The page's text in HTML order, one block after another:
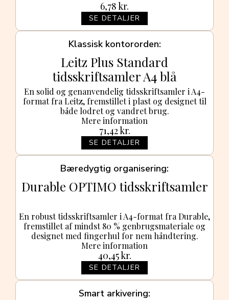
6,78kr.
SE DETALJER
Klassisk kontororden
Leitz Plus Standard
tidsskriftsamler A4 blå
En solid og genanvendelig tidsskriftsamler i A4-
format fra Leitz, fremstillet i plast og designet til
både lodret og vandret brug.
71,42kr.
SE DETALJER
Mere information
Bæredygtig organisering
Durable OPTIMO tidsskriftsamler
En robust tidsskriftsamler i A4-format fra Durable,
fremstillet af mindst 80 % genbrugsmateriale og
designet med fingerhul for nem håndtering.
40,45kr.
SE DETALJER
Mere information
Smart arkivering